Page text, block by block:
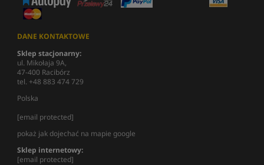
DANE KONTAKTOWE
Sklep stacjonarny:
ul. Mikołaja 9A,
47-400 Racibórz
tel. +48 883 474 729
Polska
[email protected]
pokaż jak dojechać na mapie google
Sklep internetowy:
[email protected]